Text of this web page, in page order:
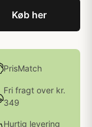
Køb her
PrisMatch
Fri fragt over kr.
349
Hurtig levering